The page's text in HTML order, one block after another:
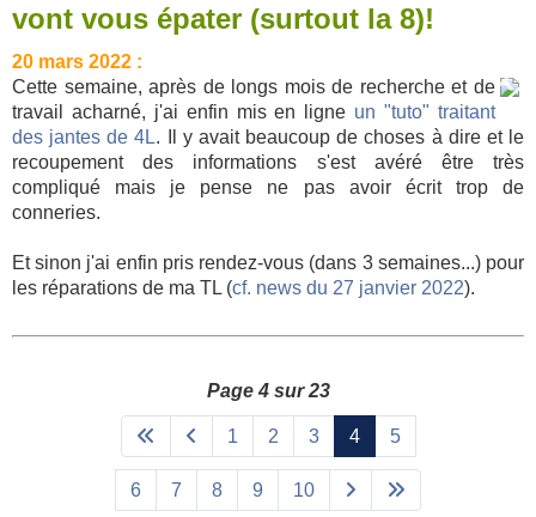
vont vous épater (surtout la 8)!
20 mars 2022 :
Cette semaine, après de longs mois de recherche et de
travail acharné, j'ai enfin mis en ligne un "tuto" traitant
des jantes de 4L. Il y avait beaucoup de choses à dire et le
recoupement des informations s'est avéré être très
compliqué mais je pense ne pas avoir écrit trop de
conneries.
Et sinon j'ai enfin pris rendez-vous (dans 3 semaines...) pour
les réparations de ma TL (cf. news du 27 janvier 2022).
Page 4 sur 23
1 2 3 4 5
6 7 8 9 10